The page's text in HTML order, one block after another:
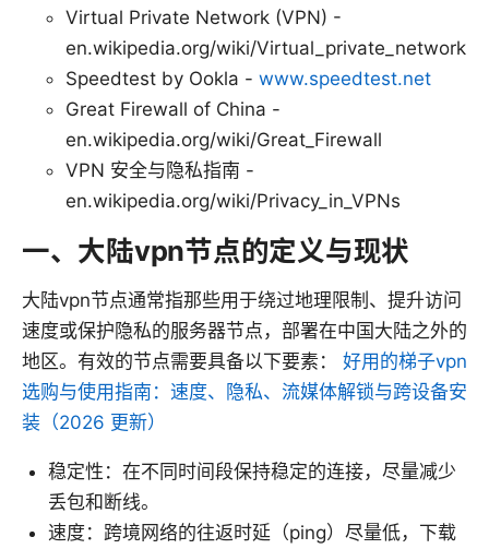
Virtual Private Network (VPN) -
en.wikipedia.org/wiki/Virtual_private_network
Speedtest by Ookla - www.speedtest.net
Great Firewall of China -
en.wikipedia.org/wiki/Great_Firewall
VPN 安全与隐私指南 -
en.wikipedia.org/wiki/Privacy_in_VPNs
一、大陆vpn节点的定义与现状
大陆vpn节点通常指那些用于绕过地理限制、提升访问
速度或保护隐私的服务器节点，部署在中国大陆之外的
地区。有效的节点需要具备以下要素： 好用的梯子vpn
选购与使用指南：速度、隐私、流媒体解锁与跨设备安
装（2026 更新）
稳定性：在不同时间段保持稳定的连接，尽量减少
丢包和断线。
速度：跨境网络的往返时延（ping）尽量低，下载